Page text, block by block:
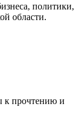
политики,
области.
к прочтению и